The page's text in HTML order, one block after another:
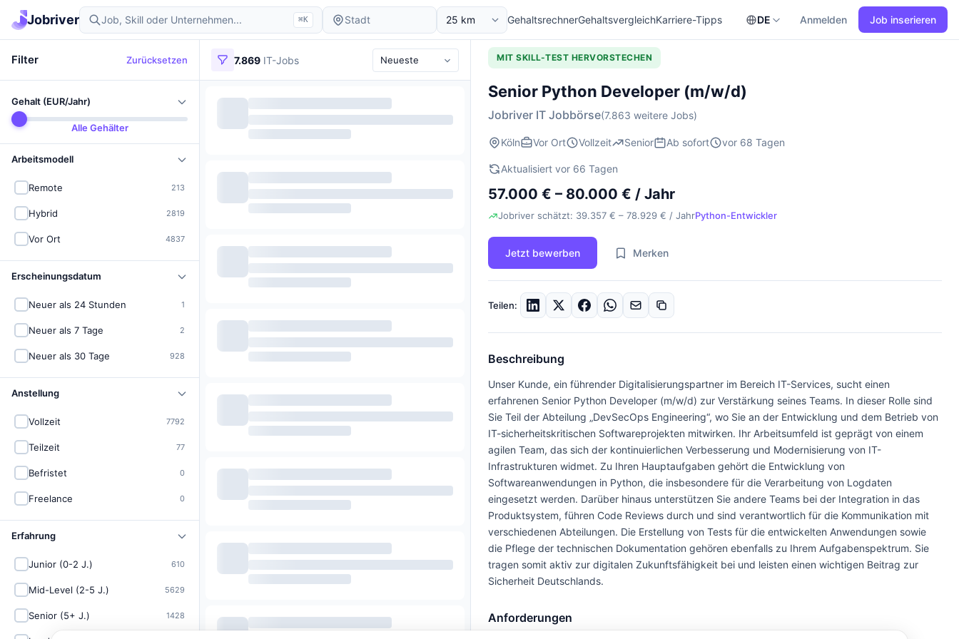
Jobriver ⌘K GehaltsrechnerGehaltsvergleichKarriere-Tipps DE Anmelden Job inserieren
Filter Zurücksetzen
Gehalt (EUR/Jahr)
Alle Gehälter
Arbeitsmodell
Remote 213
Hybrid 2819
Vor Ort 4837
Erscheinungsdatum
Neuer als 24 Stunden 1
Neuer als 7 Tage 2
Neuer als 30 Tage 928
Anstellung
Vollzeit 7792
Teilzeit 77
Befristet 0
Freelance 0
Erfahrung
Junior (0-2 J.) 610
Mid-Level (2-5 J.) 5629
Senior (5+ J.) 1428
7.869 IT-Jobs MIT SKILL-TEST HERVORSTECHEN
Senior Python Developer (m/w/d)
Jobriver IT Jobbörse(7.863 weitere Jobs)
Köln Vor Ort Vollzeit Senior Ab sofort vor 68 Tagen
Aktualisiert vor 66 Tagen
57.000 € – 80.000 € / Jahr
Jobriver schätzt: 39.357 € – 78.929 € / JahrPython-Entwickler
Jetzt bewerben Merken
Teilen:
Beschreibung
Unser Kunde, ein führender Digitalisierungspartner im Bereich IT-Services, sucht einen
erfahrenen Senior Python Developer (m/w/d) zur Verstärkung seines Teams. In dieser Rolle sind
Sie Teil der Abteilung „DevSecOps Engineering“, wo Sie an der Entwicklung und dem Betrieb von
IT-sicherheitskritischen Softwareprojekten mitwirken. Ihr Arbeitsumfeld ist geprägt von einem
agilen Team, das sich der kontinuierlichen Verbesserung und Modernisierung von IT-
Infrastrukturen widmet. Zu Ihren Hauptaufgaben gehört die Entwicklung von
Softwareanwendungen in Python, die insbesondere für die Verarbeitung von Logdaten
eingesetzt werden. Darüber hinaus unterstützen Sie andere Teams bei der Integration in das
Produktsystem, führen Code Reviews durch und sind verantwortlich für die Kommunikation mit
verschiedenen Abteilungen. Die Erstellung von Tests für die entwickelten Anwendungen sowie
die Pflege der technischen Dokumentation gehören ebenfalls zu Ihrem Aufgabenspektrum. Sie
tragen somit aktiv zur digitalen Zukunftsfähigkeit bei und leisten einen wichtigen Beitrag zur
Sicherheit Deutschlands.
Anforderungen